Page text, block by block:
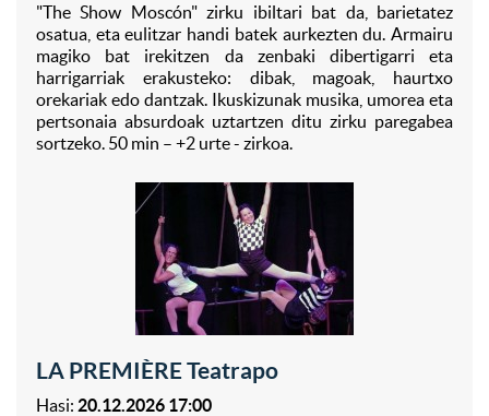
"The Show Moscón" zirku ibiltari bat da, barietatez
osatua, eta eulitzar handi batek aurkezten du. Armairu
magiko bat irekitzen da zenbaki dibertigarri eta
harrigarriak erakusteko: dibak, magoak, haurtxo
orekariak edo dantzak. Ikuskizunak musika, umorea eta
pertsonaia absurdoak uztartzen ditu zirku paregabea
sortzeko. 50 min – +2 urte - zirkoa.
LA PREMIÈRE Teatrapo
Hasi: 20.12.2026 17:00